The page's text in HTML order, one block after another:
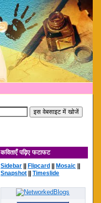
कविताएँ पढ़िए फटाफट
Sidebar ||Flipcard ||Mosaic ||
Snapshot ||Timeslide